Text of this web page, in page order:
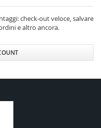
check-out veloce, salvare
e altro ancora.